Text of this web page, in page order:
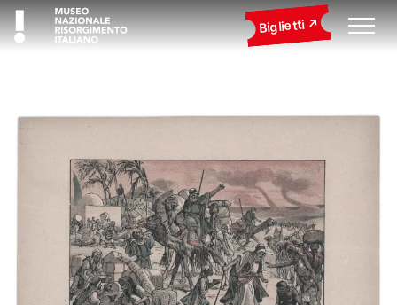
Biglietti